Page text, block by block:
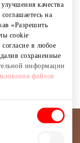
качества
на
«Разрешить
cookie
в любое
сохраненные
информации
файлов
России,
и аксессуары